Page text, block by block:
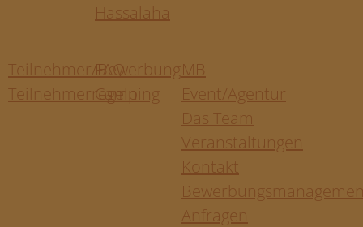
Hassalaha
Teilnehmer/Bewerbung
Teilnehmerregeln
FAQ
Camping
MB
Event/Agentur
Das Team
Veranstaltungen
Kontakt
Anfragen